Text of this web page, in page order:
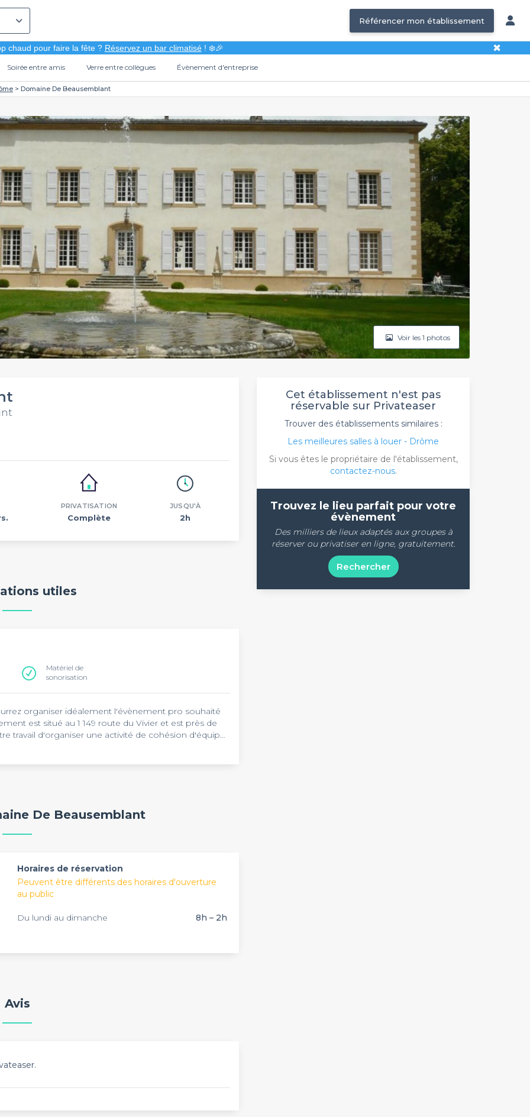
Référencer mon établissement
chaud pour faire la fête ? Réservez un bar climatisé! ❄️🎉 ✖
Soirée entre amis Verre entre collègues Évènement d'entreprise
Domaine De Beausemblant
Voir les 1 photos
PRIVATISATION
Complète
JUSQU'À
2h
utiles
Matériel de
sonorisation
organiser idéalement l'évènement pro souhaité
est situé au 1 149 route du Vivier et est près de
travail d'organiser une activité de cohésion d'équipe,
que c'est tout à fait possible dans cette
l'organisation de leurs évènements ainsi qu'un
De Beausemblant
Horaires de réservation
Peuvent être différents des horaires d'ouverture
au public
Du lundi au dimanche 8h – 2h
Avis
Cet établissement n'est pas
réservable sur Privateaser
Trouver des établissements similaires :
Les meilleures salles à louer - Drôme
Si vous êtes le propriétaire de l'établissement,
contactez-nous.
Trouvez le lieu parfait pour votre
évènement
Des milliers de lieux adaptés aux groupes à
réserver ou privatiser en ligne, gratuitement.
Rechercher